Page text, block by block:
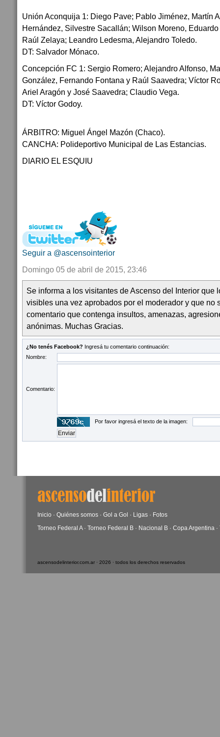
Unión Aconquija 1: Diego Pave; Pablo Jiménez, Martín
Hernández, Silvestre Sacallán; Wilson Moreno,
Raúl Zelaya; Leandro Ledesma, Alejandro Toledo.
DT: Salvador Mónaco.
Concepción FC 1: Sergio Romero; Alejandro Alfonso,
González, Fernando Fontana y Raúl Saavedra; Víctor
Ariel Aragón y José Saavedra; Claudio Vega.
DT: Víctor Godoy.
ÁRBITRO: Miguel Ángel Mazón (Chaco).
CANCHA: Polideportivo Municipal de Las Estancias.
DIARIO EL ESQUIU
Seguir a @ascensointerior
Domingo 05 de abril de 2015, 23:46
Se informa a los visitantes de Ascenso del Interior que
visibles una vez aprobados por el moderador y que no
comentario que contenga insultos, amenazas,
anónimas. Muchas Gracias.
¿No tenés Facebook? Ingresá tu comentario continuación:
Nombre:
Comentario:
Por favor ingresá el texto de la imagen:
Inicio · Quiénes somos · Gol a Gol · Ligas · Fotos
Torneo Federal A· Torneo Federal B · Nacional B · Copa Argentina ·
ascensodelinterior.com.ar · 2026 · todos los derechos reservados